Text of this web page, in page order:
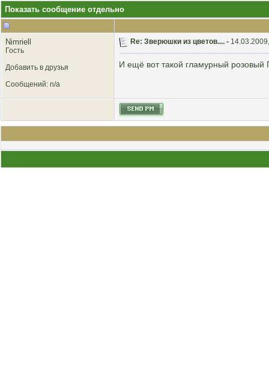
Показать сообщение отдельно
Nimriell
Гость
Добавить в друзья
Сообщений: n/a
Re: Зверюшки из цветов.... -
И ещё вот такой гламурный розовый